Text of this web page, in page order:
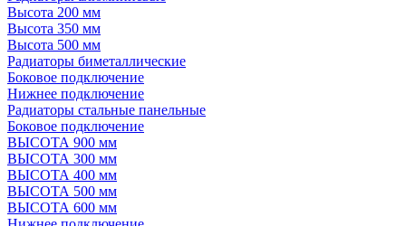
Высота 200 мм
Высота 350 мм
Высота 500 мм
Радиаторы биметаллические
Боковое подключение
Нижнее подключение
Радиаторы стальные панельные
Боковое подключение
ВЫСОТА 900 мм
ВЫСОТА 300 мм
ВЫСОТА 400 мм
ВЫСОТА 500 мм
ВЫСОТА 600 мм